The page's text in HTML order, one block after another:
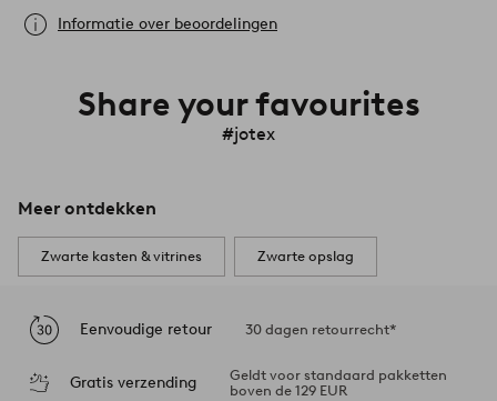
Informatie over beoordelingen
Share your favourites
#jotex
Meer ontdekken
Zwarte kasten & vitrines Zwarte opslag
Eenvoudige retour 30 dagen retourrecht*
Gratis verzending
Geldt voor standaard pakketten
boven de 129 EUR